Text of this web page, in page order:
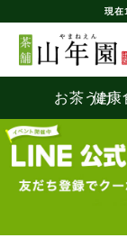
現在
お茶うけ
健康